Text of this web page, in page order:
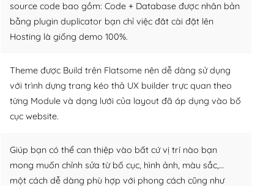
source code bao gồm: Code + Database được nhân bản
bằng plugin duplicator bạn chỉ việc đăt cài đặt lên
Hosting là giống demo 100%.
Theme được Build trên Flatsome nên dễ dàng sử dụng
với trình dựng trang kéo thả UX builder trực quan theo
từng Module và dạng lưới của layout đã áp dụng vào bố
cục website.
Giúp bạn có thể can thiệp vào bất cứ vị trí nào bạn
mong muốn chỉnh sửa từ bố cục, hình ảnh, màu sắc,…
một cách dễ dàng phù hợp với phong cách cũng như